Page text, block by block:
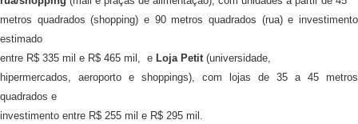
metros quadrados (shopping) e 90 metros quadrados (rua) e investimento
estimado
entre R$ 335 mil e R$ 465 mil, e Loja Petit(universidade,
hipermercados, aeroporto e shoppings), com lojas de 35 a 45 metros
quadrados e
investimento entre R$ 255 mil e R$ 295 mil.